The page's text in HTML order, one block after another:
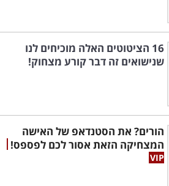
16 הציטוטים האלה מוכיחים לנו
שנישואים זה דבר קורע מצחוק!
הורים? את הסטנדאפ של האישה
המצחיקה הזאת אסור לכם לפספס!